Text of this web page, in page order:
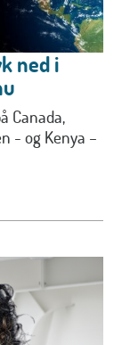
ned i
Canada,
- og Kenya –